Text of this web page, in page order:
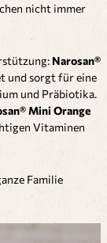
nicht immer
Narosan®
und sorgt für eine
und Präbiotika.
Mini Orange
Vitaminen
Familie